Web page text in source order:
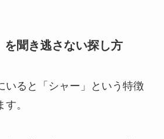
を聞き逃さない探し方
いると「シャー」という特徴
。